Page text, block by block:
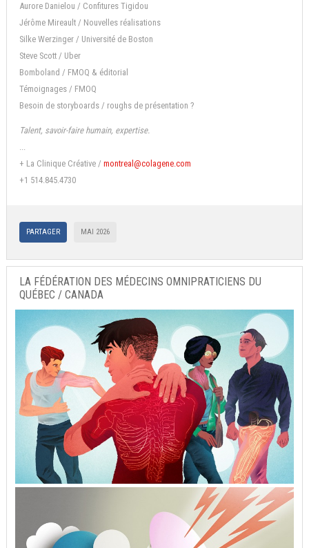
Aurore Danielou / Confitures Tigidou
Jérôme Mireault / Nouvelles réalisations
Silke Werzinger / Université de Boston
Steve Scott / Uber
Bomboland / FMOQ & éditorial
Témoignages / FMOQ
Besoin de storyboards / roughs de présentation ?
Talent, savoir-faire humain, expertise.
...
+ La Clinique Créative / montreal@colagene.com
+1 514.845.4730
PARTAGER MAI 2026
LA FÉDÉRATION DES MÉDECINS OMNIPRATICIENS DU
QUÉBEC / CANADA